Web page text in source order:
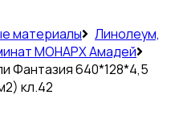
материалы
Линолеум,
МОНАРХ Амадей
Фантазия 640*128*4,5
кл.42